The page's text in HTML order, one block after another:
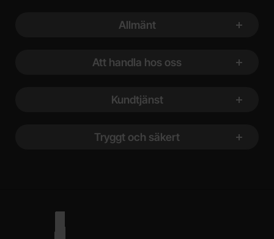
Allmänt
Att handla hos oss
Kundtjänst
Tryggt och säkert